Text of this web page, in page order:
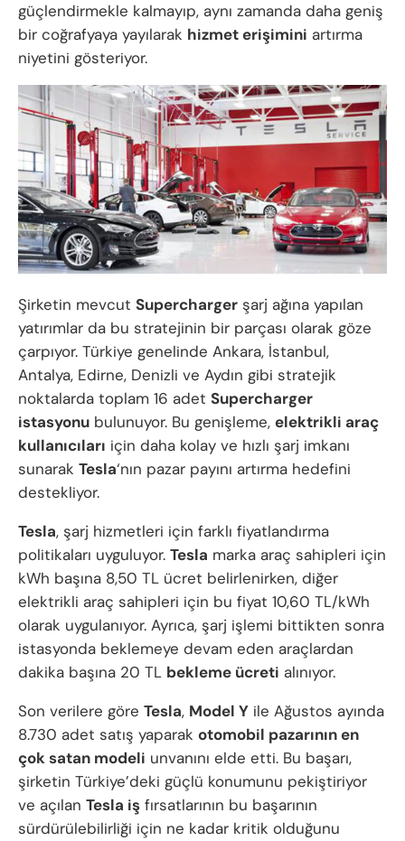
güçlendirmekle kalmayıp, aynı zamanda daha geniş
bir coğrafyaya yayılarak hizmet erişimini artırma
niyetini gösteriyor.
Şirketin mevcut Supercharger şarj ağına yapılan
yatırımlar da bu stratejinin bir parçası olarak göze
çarpıyor. Türkiye genelinde Ankara, İstanbul,
Antalya, Edirne, Denizli ve Aydın gibi stratejik
noktalarda toplam 16 adet Supercharger
istasyonu bulunuyor. Bu genişleme, elektrikli araç
kullanıcıları için daha kolay ve hızlı şarj imkanı
sunarak Tesla‘nın pazar payını artırma hedefini
destekliyor.
Tesla, şarj hizmetleri için farklı fiyatlandırma
politikaları uyguluyor. Tesla marka araç sahipleri için
kWh başına 8,50 TL ücret belirlenirken, diğer
elektrikli araç sahipleri için bu fiyat 10,60 TL/kWh
olarak uygulanıyor. Ayrıca, şarj işlemi bittikten sonra
istasyonda beklemeye devam eden araçlardan
dakika başına 20 TL bekleme ücreti alınıyor.
Son verilere göre Tesla, Model Y ile Ağustos ayında
8.730 adet satış yaparak otomobil pazarının en
çok satan modeli unvanını elde etti. Bu başarı,
şirketin Türkiye’deki güçlü konumunu pekiştiriyor
ve açılan Tesla iş fırsatlarının bu başarının
sürdürülebilirliği için ne kadar kritik olduğunu